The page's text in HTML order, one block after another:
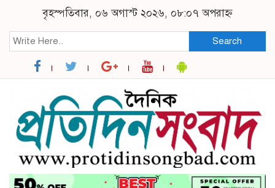
বৃহস্পতিবার, ০৬ অগাস্ট ২০২৬, ০৮:০৭ অপরাহ্ন
Search